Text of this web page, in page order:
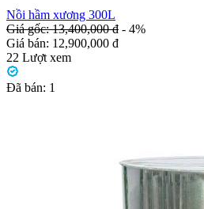
Nồi hầm xương 300L
Giá gốc: 13,400,000 đ - 4%
Giá bán: 12,900,000 đ
22 Lượt xem
Đã bán: 1